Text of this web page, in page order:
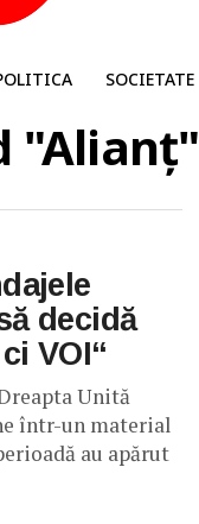
SOCIETATE
"Alianț"
decidă
VOI“
Unită
într-un material
au apărut